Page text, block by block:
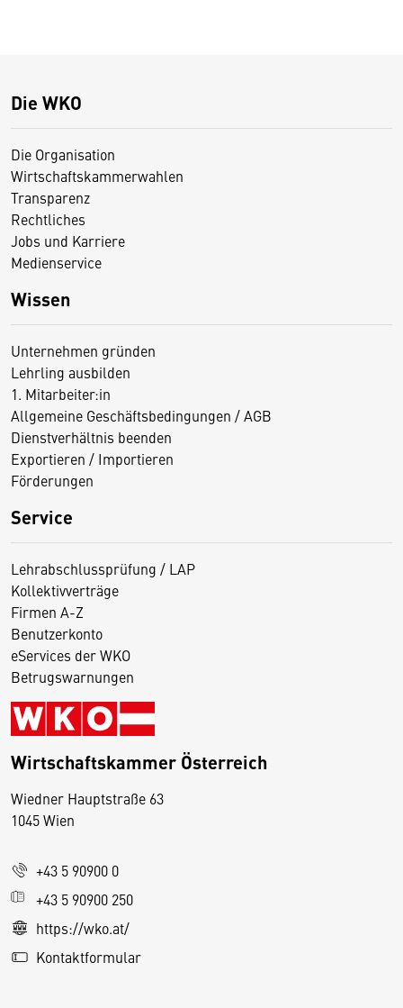
Die WKO
Die Organisation
Wirtschaftskammerwahlen
Transparenz
Rechtliches
Jobs und Karriere
Medienservice
Wissen
Unternehmen gründen
Lehrling ausbilden
1. Mitarbeiter:in
Allgemeine Geschäftsbedingungen / AGB
Dienstverhältnis beenden
Exportieren / Importieren
Förderungen
Service
Lehrabschlussprüfung / LAP
Kollektivverträge
Firmen A-Z
Benutzerkonto
eServices der WKO
Betrugswarnungen
Wirtschaftskammer Österreich
Wiedner Hauptstraße 63
1045 Wien
+43 5 90900 0
+43 5 90900 250
https://wko.at/
Kontaktformular
D
s
e
S
e